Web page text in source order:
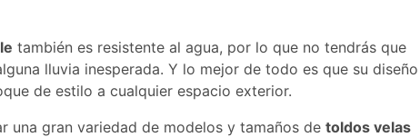
también es resistente al agua, por lo que no tendrás que
lluvia inesperada. Y lo mejor de todo es que su diseño
de estilo a cualquier espacio exterior.
una gran variedad de modelos y tamaños de toldos velas